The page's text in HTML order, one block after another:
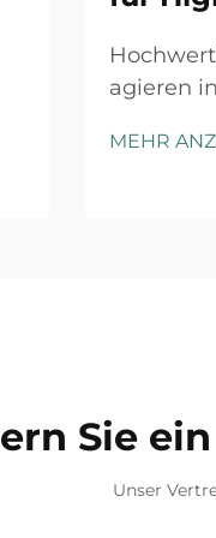
agieren
in der
MEHR
Sie
Unser